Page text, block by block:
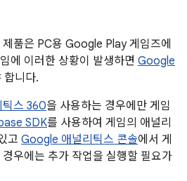
품은 PC용 Google Play 게임즈에
에 이러한 상황이 발생하면 Google
합니다.
스 360을 사용하는 경우에만 게임
SDK를 사용하여 게임의 애널리
고 Google 애널리틱스 콘솔에서 게
우에는 추가 작업을 실행할 필요가